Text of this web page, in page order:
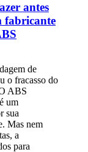
antes
fabricante
de
o fracasso do
ABS
um
sua
Mas nem
a
para